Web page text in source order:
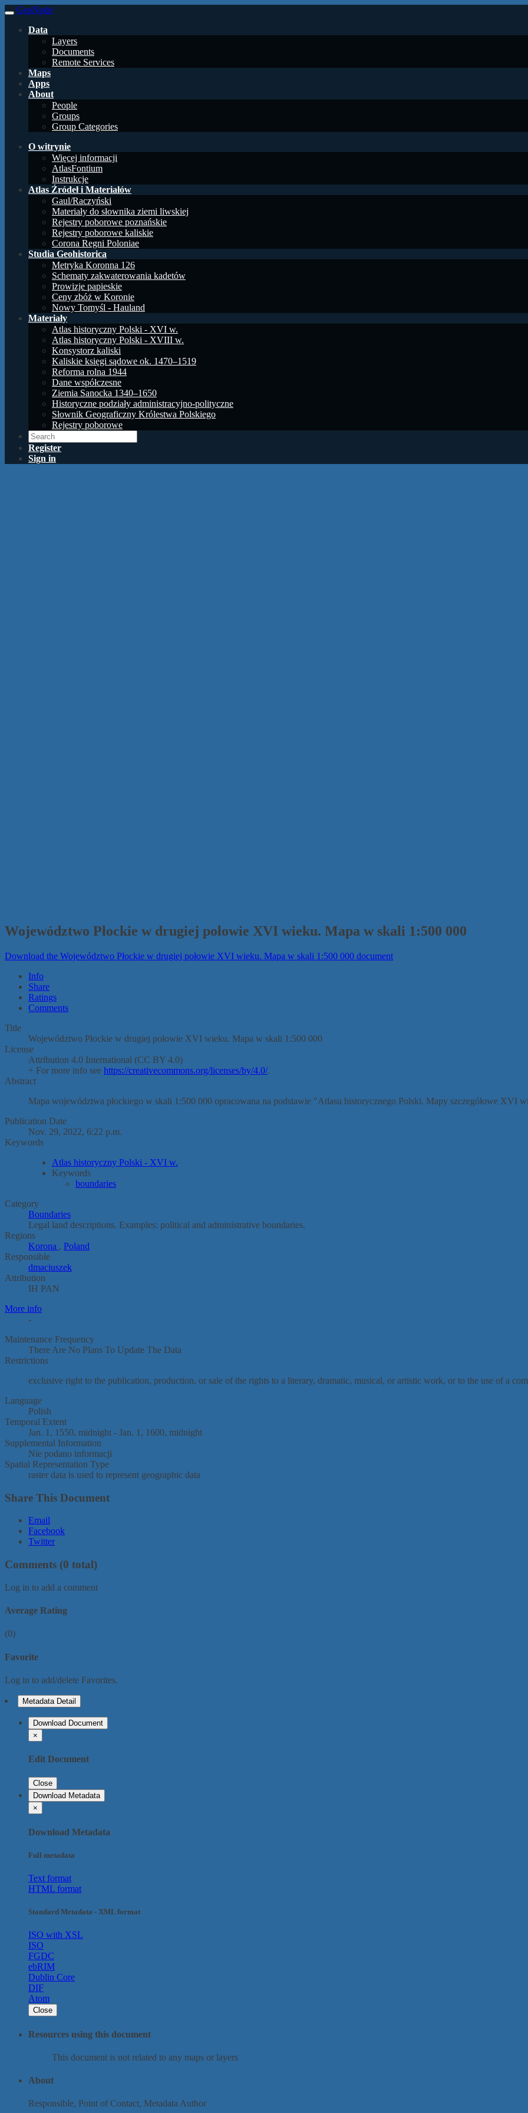
GeoNode
Data
Layers
Documents
Remote Services
Maps
Apps
About
People
Groups
Group Categories
O witrynie
Więcej informacji
AtlasFontium
Instrukcje
Atlas Źródeł i Materiałów
Gaul/Raczyński
Materiały do słownika ziemi liwskiej
Rejestry poborowe poznańskie
Rejestry poborowe kaliskie
Corona Regni Poloniae
Studia Geohistorica
Metryka Koronna 126
Schematy zakwaterowania kadetów
Prowizje papieskie
Ceny zbóż w Koronie
Nowy Tomyśl - Hauland
Materiały
Atlas historyczny Polski - XVI w.
Atlas historyczny Polski - XVIII w.
Konsystorz kaliski
Kaliskie księgi sądowe ok. 1470–1519
Reforma rolna 1944
Dane współczesne
Ziemia Sanocka 1340–1650
Historyczne podziały administracyjno-polityczne
Słownik Geograficzny Królestwa Polskiego
Rejestry poborowe
Register
Sign in
Województwo Płockie w drugiej połowie XVI wieku. Mapa w skali 1:500 000
Download the Województwo Płockie w drugiej połowie XVI wieku. Mapa w skali 1:500 000 document
Info
Share
Ratings
Comments
Title
Województwo Płockie w drugiej połowie XVI wieku. Mapa w skali 1:500 000
License
Attribution 4.0 International (CC BY 4.0)
+ For more info see https://creativecommons.org/licenses/by/4.0/.
Abstract
Mapa województwa płockiego w skali 1:500 000 opracowana na podstawie "Atlasu historycznego Polski. Mapy szczegółowe XVI
Publication Date
Nov. 29, 2022, 6:22 p.m.
Keywords
Atlas historyczny Polski - XVI w.
Keywords
boundaries
Category
Boundaries
Legal land descriptions. Examples: political and administrative boundaries.
Regions
Korona , Poland
Responsible
dmaciuszek
Attribution
IH PAN
More info
-
Maintenance Frequency
There Are No Plans To Update The Data
Restrictions
exclusive right to the publication, production, or sale of the rights to a literary, dramatic, musical, or artistic work, or to the use of a
Language
Polish
Temporal Extent
Jan. 1, 1550, midnight - Jan. 1, 1600, midnight
Supplemental Information
Nie podano informacji
Spatial Representation Type
raster data is used to represent geographic data
Share This Document
Email
Facebook
Twitter
Comments (0 total)
Log in to add a comment
Average Rating
(0)
Favorite
Log in to add/delete Favorites.
Metadata Detail
Download Document
×
Edit Document
Close
Download Metadata
×
Download Metadata
Full metadata
Text format
HTML format
Standard Metadata - XML format
ISO with XSL
ISO
FGDC
ebRIM
Dublin Core
DIF
Atom
Close
Resources using this document
This document is not related to any maps or layers
About
Responsible, Point of Contact, Metadata Author